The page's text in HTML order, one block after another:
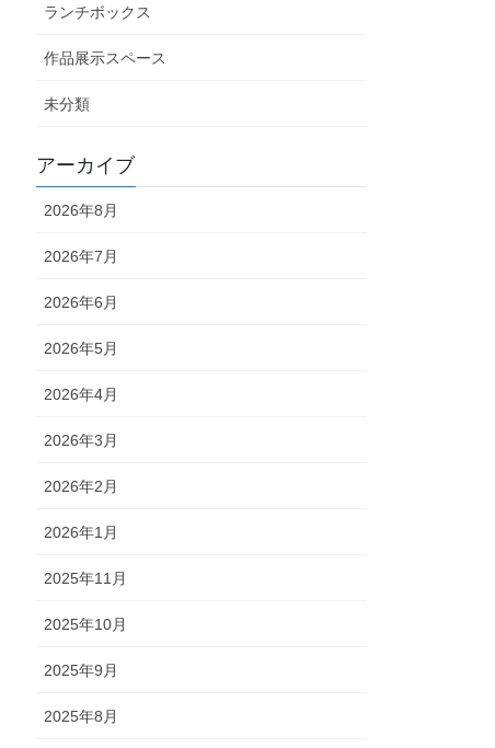
ランチボックス
作品展示スペース
未分類
アーカイブ
2026年8月
2026年7月
2026年6月
2026年5月
2026年4月
2026年3月
2026年2月
2026年1月
2025年11月
2025年10月
2025年9月
2025年8月